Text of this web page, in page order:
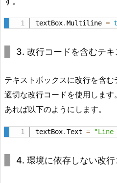
textBox.Multiline =
3. 改行コードを含むテキ
テキストボックスに改行を含む
適切な改行コードを使用しま
あれば以下のようにします。
textBox.Text =
4. 環境に依存しない改行